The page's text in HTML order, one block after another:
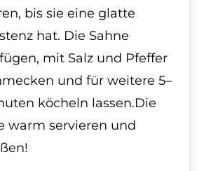
bis sie eine glatte
hat. Die Sahne
mit Salz und Pfeffer
und für weitere 5–
köcheln lassen.Die
warm servieren und